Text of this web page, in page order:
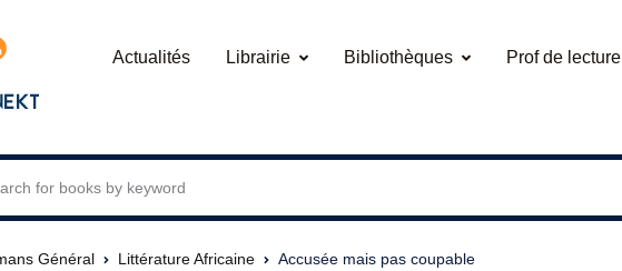
Actualités Librairie Bibliothèques Prof de lecture
Général Littérature Africaine Accusée mais pas coupable